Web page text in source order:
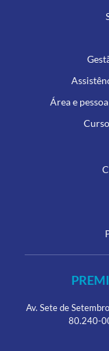
Área e
Av. Sete de
80.240-